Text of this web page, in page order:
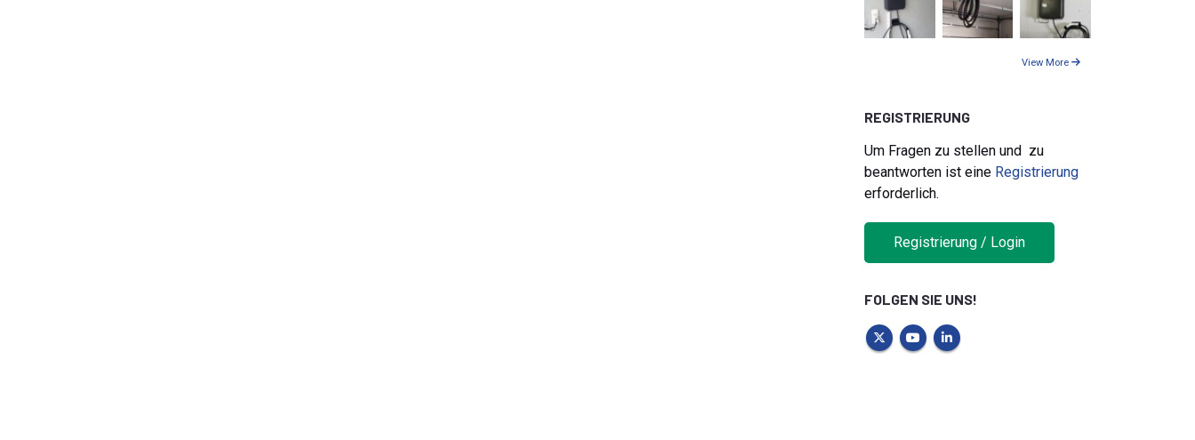
View More
REGISTRIERUNG
Um Fragen zu stellen und zu
beantworten ist eine Registrierung
erforderlich.
Registrierung / Login
FOLGEN SIE UNS!